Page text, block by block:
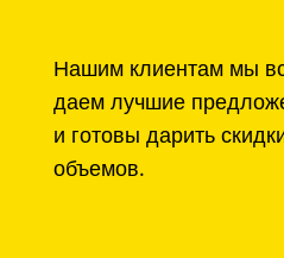
Нашим клиентам мы
даем лучшие
и готовы дарить
объемов.